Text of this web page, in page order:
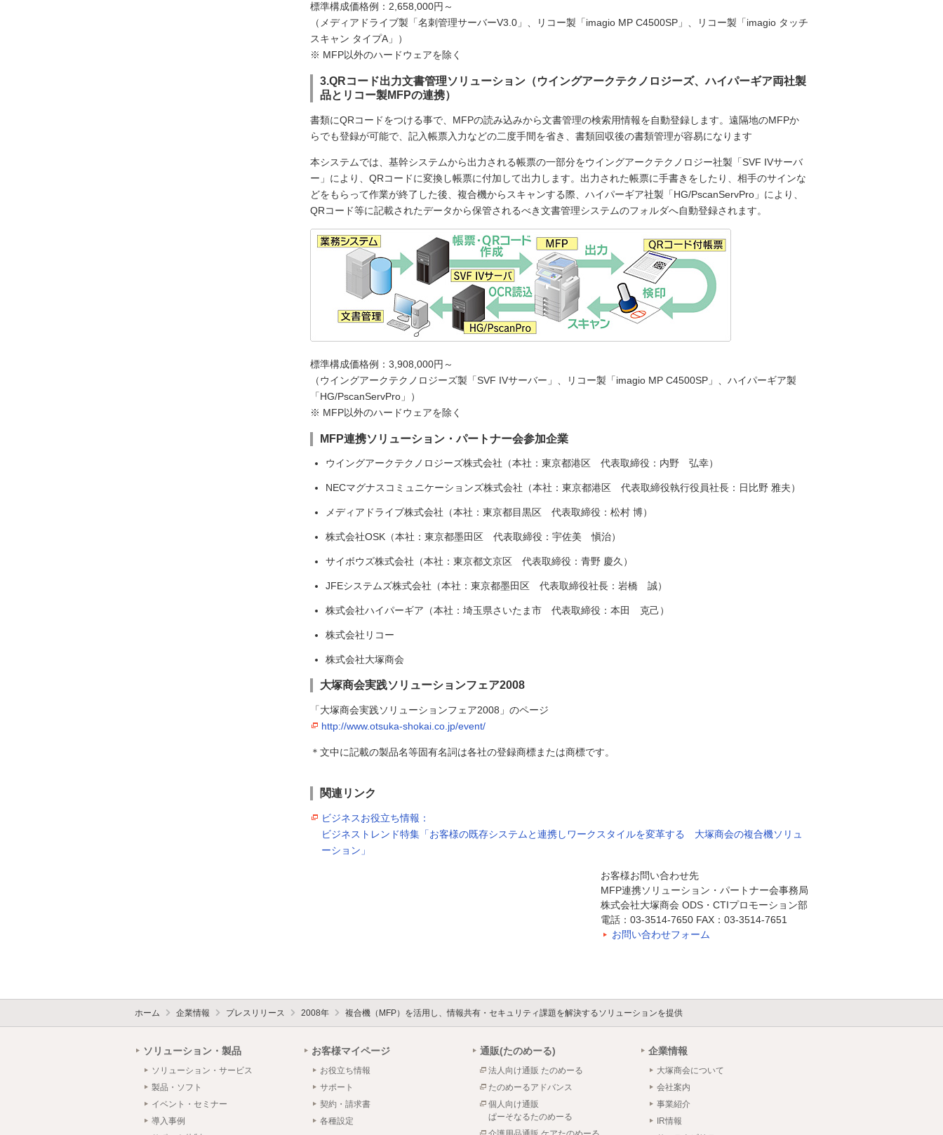
標準構成価格例：2,658,000円～
（メディアドライブ製「名刺管理サーバーV3.0」、リコー製「imagio MP C4500SP」、リコー製「imagio タッチ
スキャン タイプA」）
※ MFP以外のハードウェアを除く
3.QRコード出力文書管理ソリューション（ウイングアークテクノロジーズ、ハイパーギア両社製
品とリコー製MFPの連携）
書類にQRコードをつける事で、MFPの読み込みから文書管理の検索用情報を自動登録します。遠隔地のMFPか
らでも登録が可能で、記入帳票入力などの二度手間を省き、書類回収後の書類管理が容易になります
本システムでは、基幹システムから出力される帳票の一部分をウイングアークテクノロジー社製「SVF IVサーバ
ー」により、QRコードに変換し帳票に付加して出力します。出力された帳票に手書きをしたり、相手のサインな
どをもらって作業が終了した後、複合機からスキャンする際、ハイパーギア社製「HG/PscanServPro」により、
QRコード等に記載されたデータから保管されるべき文書管理システムのフォルダへ自動登録されます。
標準構成価格例：3,908,000円～
（ウイングアークテクノロジーズ製「SVF IVサーバー」、リコー製「imagio MP C4500SP」、ハイパーギア製
「HG/PscanServPro」）
※ MFP以外のハードウェアを除く
MFP連携ソリューション・パートナー会参加企業
ウイングアークテクノロジーズ株式会社（本社：東京都港区 代表取締役：内野 弘幸）
NECマグナスコミュニケーションズ株式会社（本社：東京都港区 代表取締役執行役員社長：日比野 雅夫）
メディアドライブ株式会社（本社：東京都目黒区 代表取締役：松村 博）
株式会社OSK（本社：東京都墨田区 代表取締役：宇佐美 愼治）
サイボウズ株式会社（本社：東京都文京区 代表取締役：青野 慶久）
JFEシステムズ株式会社（本社：東京都墨田区 代表取締役社長：岩橋 誠）
株式会社ハイパーギア（本社：埼玉県さいたま市 代表取締役：本田 克己）
株式会社リコー
株式会社大塚商会
大塚商会実践ソリューションフェア2008
「大塚商会実践ソリューションフェア2008」のページ
http://www.otsuka-shokai.co.jp/event/
＊文中に記載の製品名等固有名詞は各社の登録商標または商標です。
関連リンク
ビジネスお役立ち情報：
ビジネストレンド特集「お客様の既存システムと連携しワークスタイルを変革する 大塚商会の複合機ソリュ
ーション」
お客様お問い合わせ先
MFP連携ソリューション・パートナー会事務局
株式会社大塚商会 ODS・CTIプロモーション部
電話：03-3514-7650 FAX：03-3514-7651
お問い合わせフォーム
ホーム 企業情報 プレスリリース 2008年 複合機（MFP）を活用し、情報共有・セキュリティ課題を解決するソリューションを提供
ソリューション・製品
ソリューション・サービス
製品・ソフト
イベント・セミナー
導入事例
お客様マイページ
お役立ち情報
サポート
契約・請求書
各種設定
通販(たのめーる)
法人向け通販 たのめーる
たのめーるアドバンス
個人向け通販
ぱーそなるたのめーる
企業情報
大塚商会について
会社案内
事業紹介
IR情報